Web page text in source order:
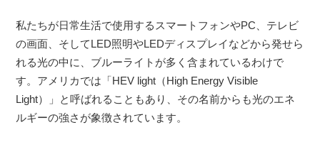
私たちが日常生活で使用するスマートフォンやPC、テレビ
の画面、そしてLED照明やLEDディスプレイなどから発せら
れる光の中に、ブルーライトが多く含まれているわけで
す。アメリカでは「HEV light（High Energy Visible
Light）」と呼ばれることもあり、その名前からも光のエネ
ルギーの強さが象徴されています。